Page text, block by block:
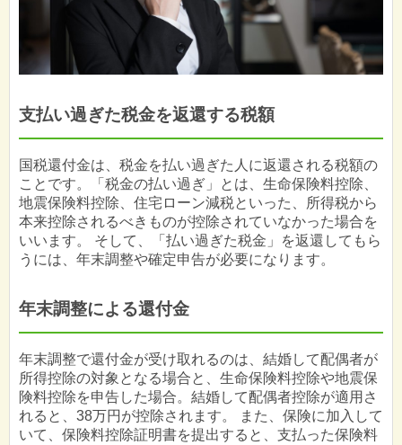
支払い過ぎた税金を返還する税額
国税還付金は、税金を払い過ぎた人に返還される税額の
ことです。「税金の払い過ぎ」とは、生命保険料控除、
地震保険料控除、住宅ローン減税といった、所得税から
本来控除されるべきものが控除されていなかった場合を
いいます。 そして、「払い過ぎた税金」を返還してもら
うには、年末調整や確定申告が必要になります。
年末調整による還付金
年末調整で還付金が受け取れるのは、結婚して配偶者が
所得控除の対象となる場合と、生命保険料控除や地震保
険料控除を申告した場合。結婚して配偶者控除が適用さ
れると、38万円が控除されます。 また、保険に加入して
いて、保険料控除証明書を提出すると、支払った保険料